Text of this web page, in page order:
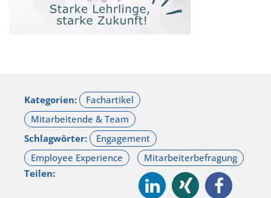
Kategorien:
Schlagwörter:
Teilen: